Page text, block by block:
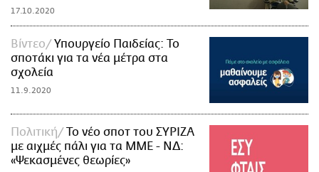
17.10.2020
Βίντεο
Υπουργείο Παιδείας: Το
σποτάκι για τα νέα μέτρα στα
σχολεία
11.9.2020
Πολιτική
Το νέο σποτ του ΣΥΡΙΖΑ
με αιχμές πάλι για τα ΜΜΕ - ΝΔ:
«Ψεκασμένες θεωρίες»